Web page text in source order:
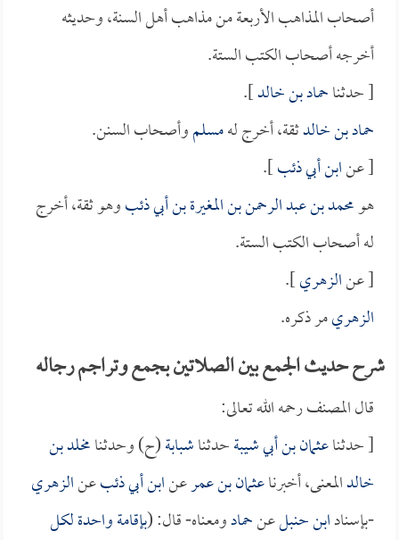
أصحاب المذاهب الأربعة من مذاهب أهل السنة، وحديثه
أخرجه أصحاب الكتب الستة.
[ حدثناحماد بن خالد].
حماد بن خالدثقة، أخرج لهمسلموأصحاب السنن.
[ عنابن أبي ذئب].
هومحمد بن عبد الرحمن بن المغيرة بن أبي ذئبوهو ثقة، أخرج
له أصحاب الكتب الستة.
[ عنالزهري].
الزهريمر ذكره.
شرح حديث الجمع بين الصلاتين بجمع وتراجم رجاله
قال المصنف رحمه الله تعالى:
[ حدثناعثمان بن أبي شيبةحدثناشبابة(ح) وحدثنامخلد بن
خالدالمعنى، أخبرناعثمان بن عمرعنابن أبي ذئبعنالزهري
-بإسنادابن حنبلعنحمادومعناه- قال: (بإقامة واحدة لكل